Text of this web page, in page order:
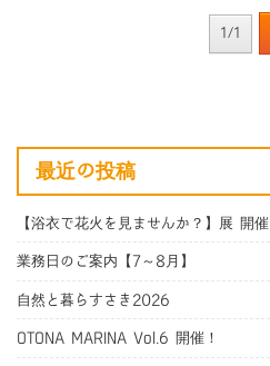
1/1
最近の投稿
【浴衣で花火を見ませんか？】展 開催
業務日のご案内【7～8月】
自然と暮らすさき2026
OTONA MARINA Vol.6 開催！